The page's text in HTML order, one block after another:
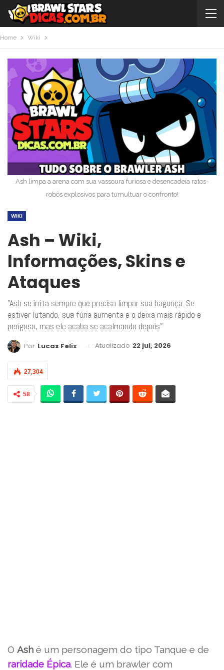
Home Wiki
Ash limpa a arena com sua vassoura furiosa e desencadeia ratos-
robôs explosivos para tumultuar o confronto!
WIKI
Ash – Wiki,
Informações, Skins e
Ataques
"Ash se irrita sempre que precisa limpar sua bagunça. Se
estiver lutando, sua fúria aumenta e o deixa mais rápido e
perigoso, mas ele acaba se acalmando depois"
Por Lucas Felix Atualizado 22 jul, 2026
27,304
58
O Ash é um personagem do tipo Tanque e de
raridade Épica. Ele é um brawler com